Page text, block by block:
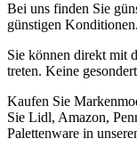
Bei uns finden Sie
günstigen Konditionen.
Sie können direkt mit
treten. Keine
Kaufen Sie
Sie Lidl, Amazon,
Palettenware in